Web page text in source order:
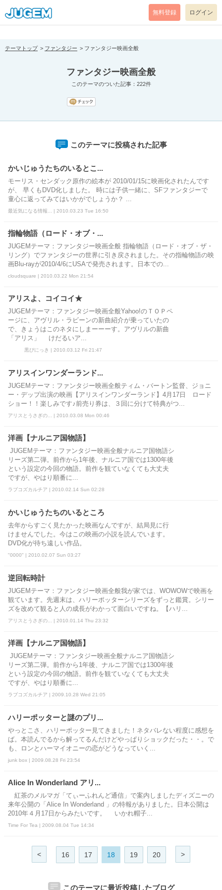
[pear_error: message="Success" code=0 mode=return level=notice
prefix="" info=""]
無料登録 ログイン
テーマトップ ファンタジー ファンタジー映画全般
ファンタジー映画全般
このテーマのついた記事：222件
このテーマに投稿された記事
かいじゅうたちのいるとこ...
モーリス・センダック原作の絵本が 2010/01/15に映画化されたんです
が、 早くもDVD化しました。 時には子供一緒に、SFファンタジーで
童心に返ってみてはいかがでしょうか？ ...
最近気になる情報... | 2010.03.23 Tue 16:50
指輪物語（ロード・オブ・...
JUGEMテーマ：ファンタジー映画全般 指輪物語（ロード・オブ・ザ・
リング）でファンタジーの世界に引き戻されました。その指輪物語の映
画Blu-rayが2010/4/6にUSAで発売されます。日本での...
cloudsquare | 2010.03.22 Mon 21:54
アリスよ、コイコイ★
JUGEMテーマ：ファンタジー映画全般Yahoo!のＴＯＰペ
ージに、アヴリル・ラビーンの新曲紹介が乗っていたの
で、きょうはこのネタにしまーーーす。アヴリルの新曲
「アリス」 けだるいア...
黒ぴにっき | 2010.03.12 Fri 21:47
アリスインワンダーランド...
JUGEMテーマ：ファンタジー映画全般ティム・バートン監督、ジョニ
ー・デップ出演の映画【アリスインワンダーランド】4月17日 ロード
ショー！！楽しみです♪前売り券は、３回に分けて特典がつ...
アリスとうさぎの... | 2010.03.08 Mon 00:46
洋画【ナルニア国物語】
JUGEMテーマ：ファンタジー映画全般ナルニア国物語シ
リーズ第二弾。前作から1年後、ナルニア国では1300年後
という設定の今回の物語。前作を観ていなくても大丈夫
ですが、やはり順番に...
ラブコズカルチア | 2010.02.14 Sun 02:28
かいじゅうたちのいるところ
去年からすごく見たかった映画なんですが、結局見に行
けませんでした。今はこの映画の小説を読んでいます。
DVD化が待ち遠しい作品。
"0000" | 2010.02.07 Sun 03:27
逆回転時計
JUGEMテーマ：ファンタジー映画全般我が家では、WOWOWで映画を
観ています。先週末は、ハリーポッターシリーズをずっと鑑賞。シリー
ズを改めて観ると人の成長がわかって面白いですね。【ハリ...
アリスとうさぎの... | 2010.01.14 Thu 23:32
洋画【ナルニア国物語】
JUGEMテーマ：ファンタジー映画全般ナルニア国物語シ
リーズ第二弾。前作から1年後、ナルニア国では1300年後
という設定の今回の物語。前作を観ていなくても大丈夫
ですが、やはり順番に...
ラブコズカルチア | 2009.10.28 Wed 21:05
ハリーポッターと謎のプリ...
やっとこさ、ハリーポッター見てきました！ネタバレない程度に感想を
ば。本読んでるから解ってるんだけどやっぱりショックだった・・。で
も、ロンとハーマイオニーの恋がどうなっていく...
junk box | 2009.08.28 Fri 23:54
Alice In Wonderland アリ...
紅茶のメルマガ「てぃーふれんど通信」で案内しましたディズニーの
来年公開の「Alice In Wonderland 」の特報がありました。日本公開は
2010年４月17日からみたいです。 いかれ帽子...
Time For Tea | 2009.08.04 Tue 14:34
< 16 17 18 19 20 >
このテーマに最近投稿したブログ